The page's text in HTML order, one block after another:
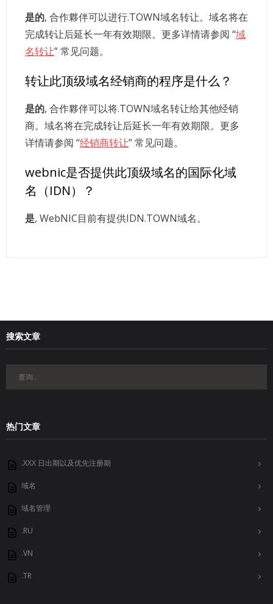
是的, 合作夥伴可以进行.TOWN域名转让。域名将在
完成转让后延长一年有效期限。更多详情请参阅 “域
名转让” 常见问题。
转让此顶级域名经销商的程序是什么？
是的, 合作夥伴可以将.TOWN域名转让给其他经销
商。域名将在完成转让后延长一年有效期限。更多
详情请参阅 “经销商转让” 常见问题。
webnic是否提供此顶级域名的国际化域
名（IDN）？
是, WebNIC目前有提供IDN.TOWN域名。
搜索文章
热门文章
.XXX 日出期以及优先注册期
域名
域名管理
.RU
.VN
.TR